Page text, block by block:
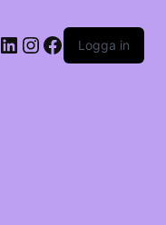
LinkedIn
Instagram
Facebook
Logga in